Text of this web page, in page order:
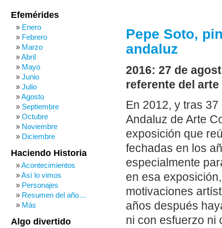
Pepe Soto,
andaluz
2016: 27 de
referente del
En 2012, y tras
Andaluz de Arte
exposición que
fechadas en los
especialmente
en esa
motivaciones
años después
ni con esfuerzo ni
Efemérides
Enero
Febrero
Marzo
Abril
Mayo
Junio
Julio
Agosto
Septiembre
Octubre
Noviembre
Diciembre
Haciendo Historia
Acontecimientos
Así lo vimos
Personajes
Resumen del año…
Más
Algo divertido